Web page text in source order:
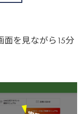
面を見ながら15分